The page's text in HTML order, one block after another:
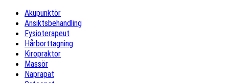
Akupunktör
Ansiktsbehandling
Fysioterapeut
Hårborttagning
Kiropraktor
Massör
Naprapat